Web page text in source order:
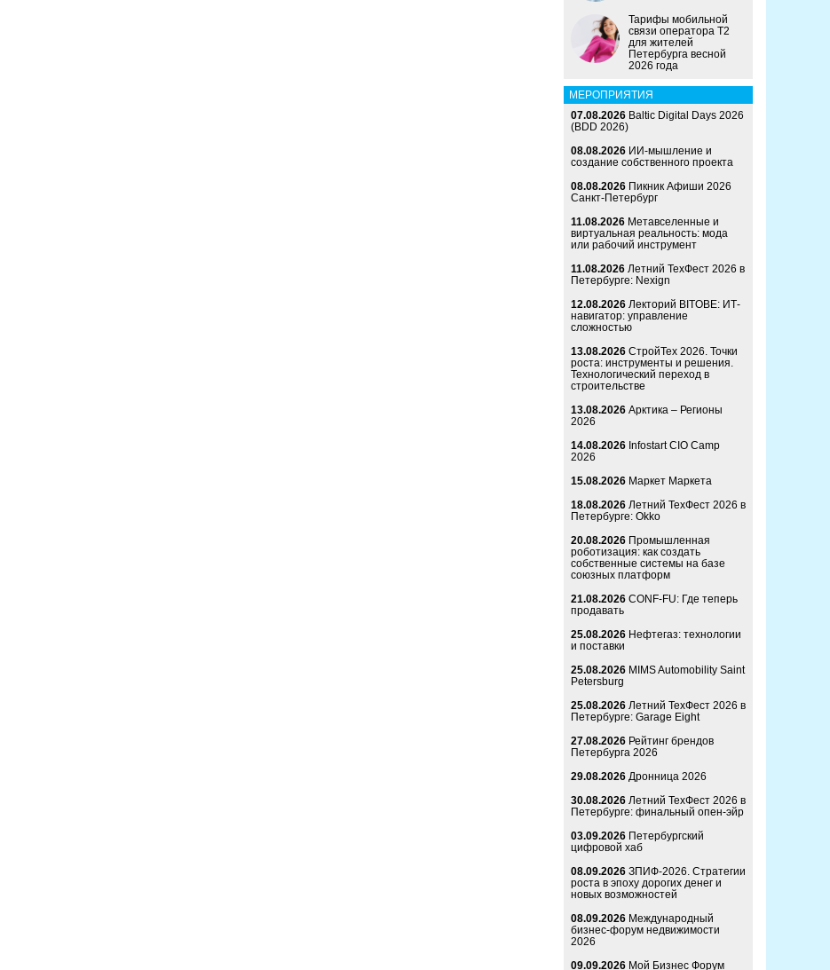
Тарифы мобильной
связи оператора Т2
для жителей
Петербурга весной
2026 года
МЕРОПРИЯТИЯ
07.08.2026 Baltic Digital Days 2026
(BDD 2026)
08.08.2026 ИИ-мышление и
создание собственного проекта
08.08.2026 Пикник Афиши 2026
Санкт-Петербург
11.08.2026 Метавселенные и
виртуальная реальность: мода
или рабочий инструмент
11.08.2026 Летний ТехФест 2026 в
Петербурге: Nexign
12.08.2026 Лекторий BITOBE: ИТ-
навигатор: управление
сложностью
13.08.2026 СтройТех 2026. Точки
роста: инструменты и решения.
Технологический переход в
строительстве
13.08.2026 Арктика – Регионы
2026
14.08.2026 Infostart CIO Camp
2026
15.08.2026 Маркет Маркета
18.08.2026 Летний ТехФест 2026 в
Петербурге: Okko
20.08.2026 Промышленная
роботизация: как создать
собственные системы на базе
союзных платформ
21.08.2026 CONF-FU: Где теперь
продавать
25.08.2026 Нефтегаз: технологии
и поставки
25.08.2026 MIMS Automobility Saint
Petersburg
25.08.2026 Летний ТехФест 2026 в
Петербурге: Garage Eight
27.08.2026 Рейтинг брендов
Петербурга 2026
29.08.2026 Дронница 2026
30.08.2026 Летний ТехФест 2026 в
Петербурге: финальный опен-эйр
03.09.2026 Петербургский
цифровой хаб
08.09.2026 ЗПИФ-2026. Стратегии
роста в эпоху дорогих денег и
новых возможностей
08.09.2026 Международный
бизнес-форум недвижимости
2026
09.09.2026 Мой Бизнес Форум